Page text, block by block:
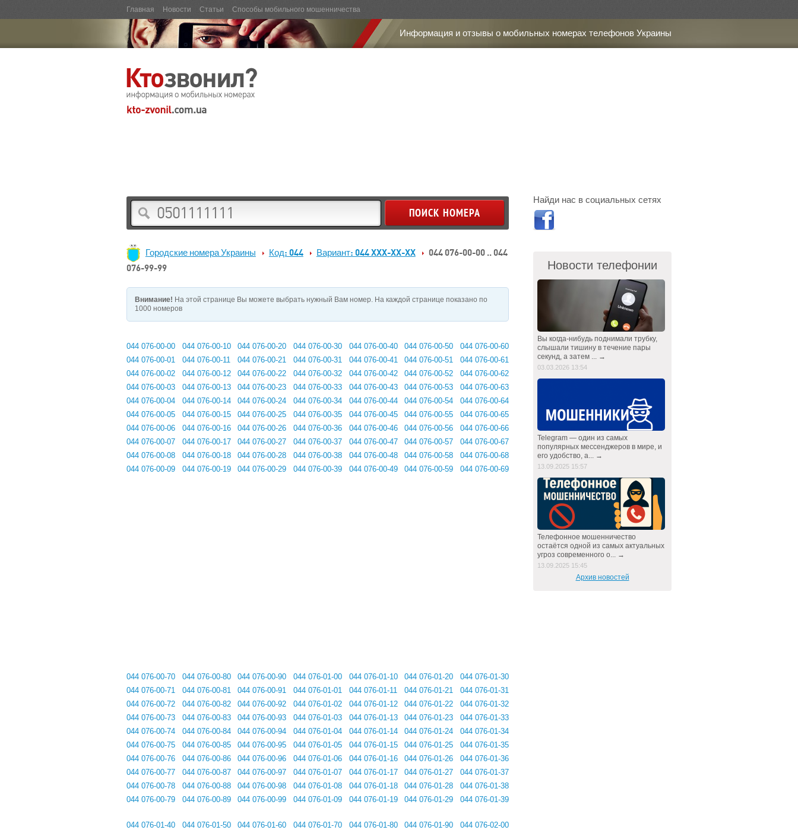
Главная Новости Статьи Способы мобильного мошенничества
Информация и отзывы о мобильных номерах телефонов Украины
Городские номера Украины Код: 044 Вариант: 044 XXX-XX-XX
044 076-00-00 .. 044
076-99-99
Внимание! На этой странице Вы можете выбрать нужный Вам номер. На каждой странице показано по
1000 номеров
044 076-00-00
044 076-00-01
044 076-00-02
044 076-00-03
044 076-00-04
044 076-00-05
044 076-00-06
044 076-00-07
044 076-00-08
044 076-00-09
044 076-00-10
044 076-00-11
044 076-00-12
044 076-00-13
044 076-00-14
044 076-00-15
044 076-00-16
044 076-00-17
044 076-00-18
044 076-00-19
044 076-00-20
044 076-00-21
044 076-00-22
044 076-00-23
044 076-00-24
044 076-00-25
044 076-00-26
044 076-00-27
044 076-00-28
044 076-00-29
044 076-00-30
044 076-00-31
044 076-00-32
044 076-00-33
044 076-00-34
044 076-00-35
044 076-00-36
044 076-00-37
044 076-00-38
044 076-00-39
044 076-00-40
044 076-00-41
044 076-00-42
044 076-00-43
044 076-00-44
044 076-00-45
044 076-00-46
044 076-00-47
044 076-00-48
044 076-00-49
044 076-00-50
044 076-00-51
044 076-00-52
044 076-00-53
044 076-00-54
044 076-00-55
044 076-00-56
044 076-00-57
044 076-00-58
044 076-00-59
044 076-00-60
044 076-00-61
044 076-00-62
044 076-00-63
044 076-00-64
044 076-00-65
044 076-00-66
044 076-00-67
044 076-00-68
044 076-00-69
044 076-00-70
044 076-00-71
044 076-00-72
044 076-00-73
044 076-00-74
044 076-00-75
044 076-00-76
044 076-00-77
044 076-00-78
044 076-00-79
044 076-00-80
044 076-00-81
044 076-00-82
044 076-00-83
044 076-00-84
044 076-00-85
044 076-00-86
044 076-00-87
044 076-00-88
044 076-00-89
044 076-00-90
044 076-00-91
044 076-00-92
044 076-00-93
044 076-00-94
044 076-00-95
044 076-00-96
044 076-00-97
044 076-00-98
044 076-00-99
044 076-01-00
044 076-01-01
044 076-01-02
044 076-01-03
044 076-01-04
044 076-01-05
044 076-01-06
044 076-01-07
044 076-01-08
044 076-01-09
044 076-01-10
044 076-01-11
044 076-01-12
044 076-01-13
044 076-01-14
044 076-01-15
044 076-01-16
044 076-01-17
044 076-01-18
044 076-01-19
044 076-01-20
044 076-01-21
044 076-01-22
044 076-01-23
044 076-01-24
044 076-01-25
044 076-01-26
044 076-01-27
044 076-01-28
044 076-01-29
044 076-01-30
044 076-01-31
044 076-01-32
044 076-01-33
044 076-01-34
044 076-01-35
044 076-01-36
044 076-01-37
044 076-01-38
044 076-01-39
044 076-01-40
044 076-01-50
044 076-01-60
044 076-01-70
044 076-01-80
044 076-01-90
044 076-02-00
Найди нас в социальных сетях
Новости телефонии
Вы когда-нибудь поднимали трубку,
слышали тишину в течение пары
секунд, а затем ... →
03.03.2026 13:54
Telegram — один из самых
популярных мессенджеров в мире, и
его удобство, а... →
13.09.2025 15:57
Телефонное мошенничество
остаётся одной из самых актуальных
угроз современного о... →
13.09.2025 15:45
Архив новостей